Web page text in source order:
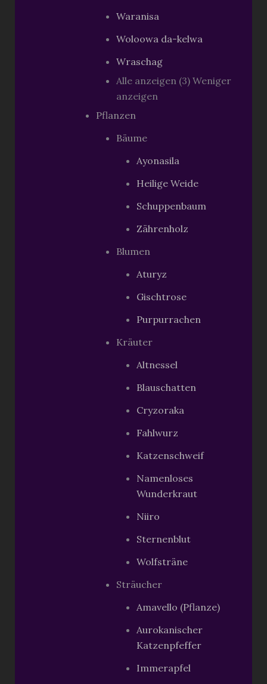
Waranisa
Woloowa da-kelwa
Wraschag
Alle anzeigen (3) Weniger
anzeigen
Pflanzen
Bäume
Ayonasila
Heilige Weide
Schuppenbaum
Zährenholz
Blumen
Aturyz
Gischtrose
Purpurrachen
Kräuter
Altnessel
Blauschatten
Cryzoraka
Fahlwurz
Katzenschweif
Namenloses
Wunderkraut
Niiro
Sternenblut
Wolfsträne
Sträucher
Amavello (Pflanze)
Aurokanischer
Katzenpfeffer
Immerapfel